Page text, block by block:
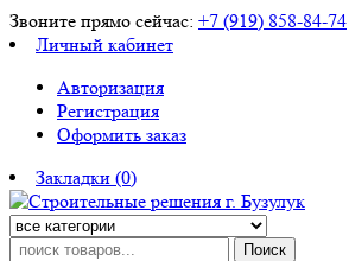
Звоните прямо сейчас: +7 (919) 858-84-74
Личный кабинет
Авторизация
Регистрация
Оформить заказ
Закладки (0)
Поиск